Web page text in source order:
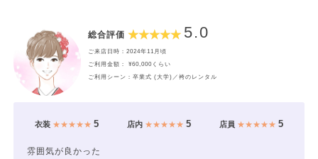
総合評価 5.0
ご来店日時：2024年11月頃
ご利用金額： ¥60,000くらい
ご利用シーン：卒業式 (大学)／袴のレンタル
衣装★★★★★ 5 店内★★★★★ 5 店員 ★★★★★5
雰囲気が良かった